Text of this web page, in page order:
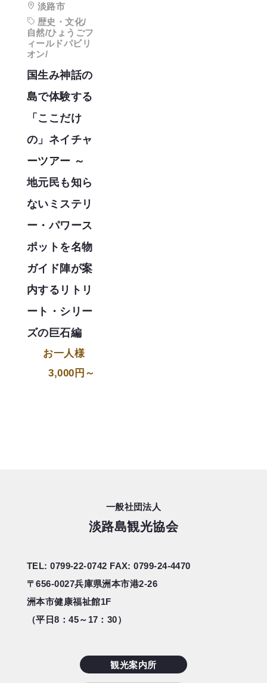
淡路市
歴史・文化/
自然/ひょうごフ
ィールドパビリ
オン/
国生み神話の
島で体験する
「ここだけ
の」ネイチャ
ーツアー ～
地元民も知ら
ないミステリ
ー・パワース
ポットを名物
ガイド陣が案
内するリトリ
ート・シリー
ズの巨石編
お一人様
3,000円～
一般社団法人
淡路島観光協会
TEL: 0799-22-0742 FAX: 0799-24-4470
〒656-0027兵庫県洲本市港2-26
洲本市健康福祉館1F
（平日8：45～17：30）
観光案内所